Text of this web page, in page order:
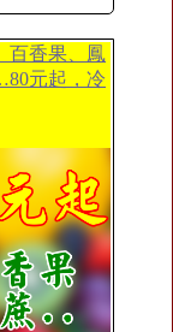
百香果、鳳
元起，冷